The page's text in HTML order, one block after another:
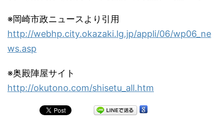
※岡崎市政ニュースより引用
http://webhp.city.okazaki.lg.jp/appli/06/wp06_ne
ws.asp
※奥殿陣屋サイト
http://okutono.com/shisetu_all.htm